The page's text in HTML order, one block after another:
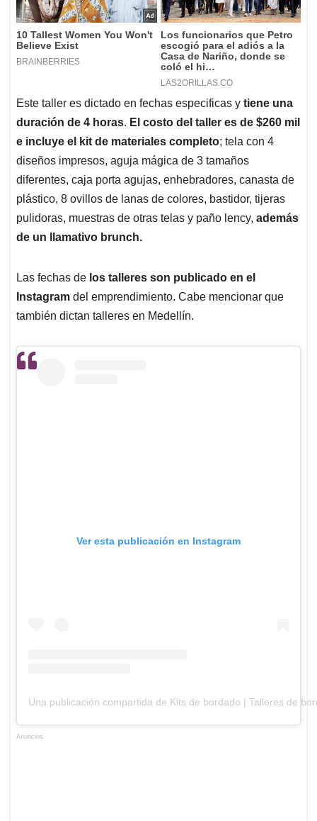
Este taller es dictado en fechas especificas y tiene una
duración de 4 horas. El costo del taller es de $260 mil
e incluye el kit de materiales completo; tela con 4
diseños impresos, aguja mágica de 3 tamaños
diferentes, caja porta agujas, enhebradores, canasta de
plástico, 8 ovillos de lanas de colores, bastidor, tijeras
pulidoras, muestras de otras telas y paño lency, además
de un llamativo brunch.
Las fechas de los talleres son publicado en el
Instagram del emprendimiento. Cabe mencionar que
también dictan talleres en Medellín.
Ver esta publicación en Instagram
Una publicación compartida de Kits de bordado | Talleres de
Anuncios.